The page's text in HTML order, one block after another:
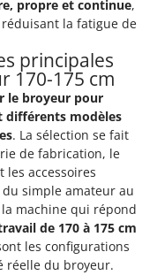
propre et continue,
la fatigue de
principales
170-175 cm
le broyeur pour
différents modèles
. La sélection se fait
de fabrication, le
les accessoires
simple amateur au
machine qui répond
de 170 à 175 cm
les configurations
réelle du broyeur.